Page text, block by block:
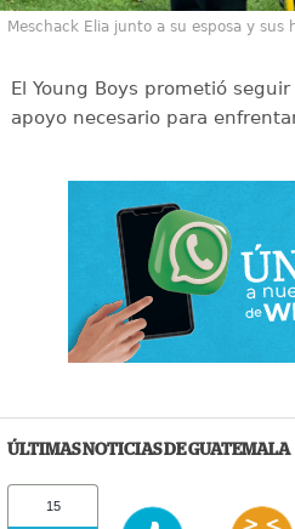
Meschack Elia junto a su esposa y sus
El Young Boys prometió
apoyo necesario para
ÚLTIMAS NOTICIAS DE GUATEMALA
15